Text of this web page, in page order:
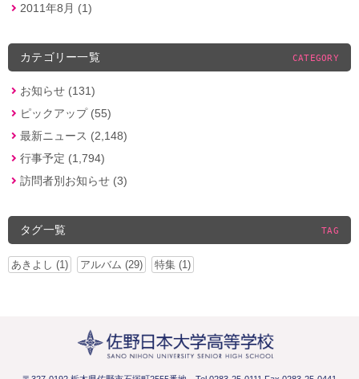
2011年8月 (1)
カテゴリー一覧 CATEGORY
お知らせ (131)
ピックアップ (55)
最新ニュース (2,148)
行事予定 (1,794)
訪問者別お知らせ (3)
タグ一覧 TAG
あきよし (1) アルバム (29) 特集 (1)